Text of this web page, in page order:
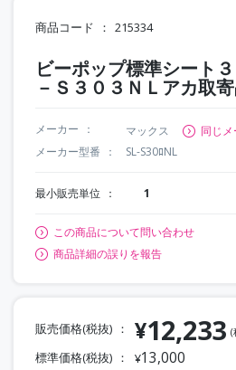
商品コード 215334
ビーポップ標準シート
－Ｓ３０３ＮＬアカ取
メーカー マックス
同じ
メーカー型番
SL-S30ﾛNL
最小販売単位 1
この商品について問い合わせ
商品詳細の誤りを報告
販売価格(税抜) ¥12,233 (
標準価格(税抜) ¥13,000